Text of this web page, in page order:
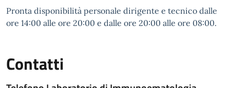
Pronta disponibilità personale dirigente e tecnico dalle
ore 14:00 alle ore 20:00 e dalle ore 20:00 alle ore 08:00.
Contatti